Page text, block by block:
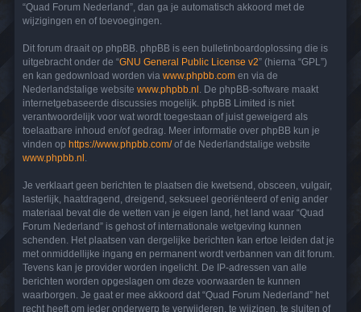
“Quad Forum Nederland”, dan ga je automatisch akkoord met de
wijzigingen en of toevoegingen.
Dit forum draait op phpBB. phpBB is een bulletinboardoplossing die is
uitgebracht onder de “GNU General Public License v2” (hierna “GPL”)
en kan gedownload worden via www.phpbb.com en via de
Nederlandstalige website www.phpbb.nl . De phpBB-software maakt
internetgebaseerde discussies mogelijk. phpBB Limited is niet
verantwoordelijk voor wat wordt toegestaan of juist geweigerd als
toelaatbare inhoud en/of gedrag. Meer informatie over phpBB kun je
vinden op https://www.phpbb.com/of de Nederlandstalige website
www.phpbb.nl
Je verklaart geen berichten te plaatsen die kwetsend, obsceen, vulgair,
lasterlijk, haatdragend, dreigend, seksueel georiënteerd of enig ander
materiaal bevat die de wetten van je eigen land, het land waar “Quad
Forum Nederland” is gehost of internationale wetgeving kunnen
schenden. Het plaatsen van dergelijke berichten kan ertoe leiden dat je
met onmiddellijke ingang en permanent wordt verbannen van dit forum.
Tevens kan je provider worden ingelicht. De IP-adressen van alle
berichten worden opgeslagen om deze voorwaarden te kunnen
waarborgen. Je gaat er mee akkoord dat “Quad Forum Nederland” het
recht heeft om ieder onderwerp te verwijderen, te wijzigen, te sluiten of